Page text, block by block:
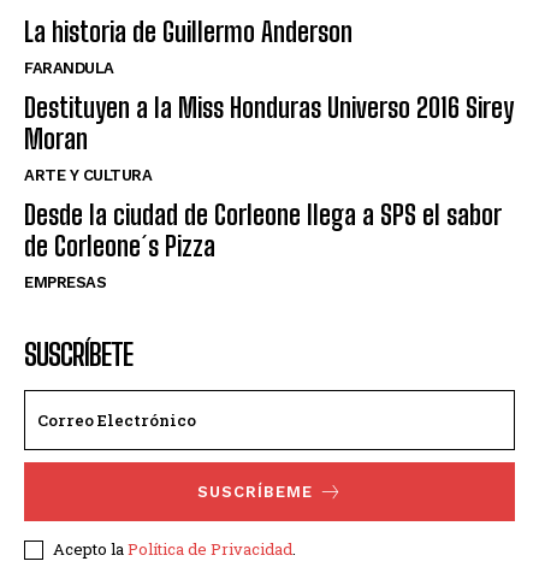
La historia de Guillermo Anderson
FARANDULA
Destituyen a la Miss Honduras Universo 2016 Sirey
Moran
ARTE Y CULTURA
Desde la ciudad de Corleone llega a SPS el sabor
de Corleone´s Pizza
EMPRESAS
SUSCRÍBETE
SUSCRÍBEME
Acepto laPolítica de Privacidad.